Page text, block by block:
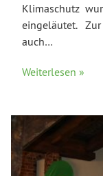
Klimaschutz
eingeläutet.
auch…
Weiterlesen »